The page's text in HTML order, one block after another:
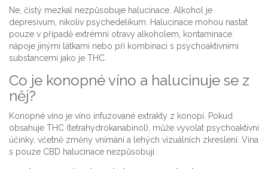
Ne, čistý mezkal nezpůsobuje halucinace. Alkohol je
depresivum, nikoliv psychedelikum. Halucinace mohou nastat
pouze v případě extrémní otravy alkoholem, kontaminace
nápoje jinými látkami nebo při kombinaci s psychoaktivními
substancemi jako je THC.
Co je konopné víno a halucinuje se z
něj?
Konopné víno je víno infuzované extrakty z konopí. Pokud
obsahuje THC (tetrahydrokanabinol), může vyvolat psychoaktivní
účinky, včetně změny vnímání a lehých vizuálních zkreslení. Vína
s pouze CBD halucinace nezpůsobují.